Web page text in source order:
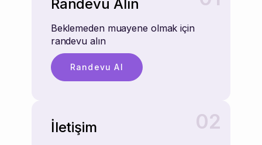
Randevu Alın
Beklemeden muayene olmak için
randevu alın
Randevu Al
02
İletişim